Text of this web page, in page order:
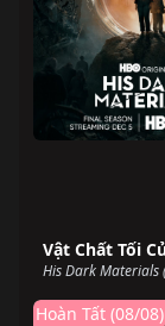
Hoàn Tất (08/08)